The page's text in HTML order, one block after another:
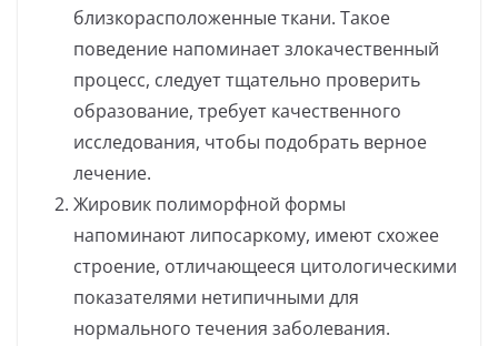
близкорасположенные ткани. Такое
поведение напоминает злокачественный
процесс, следует тщательно проверить
образование, требует качественного
исследования, чтобы подобрать верное
лечение.
Жировик полиморфной формы
напоминают липосаркому, имеют схожее
строение, отличающееся цитологическими
показателями нетипичными для
нормального течения заболевания.